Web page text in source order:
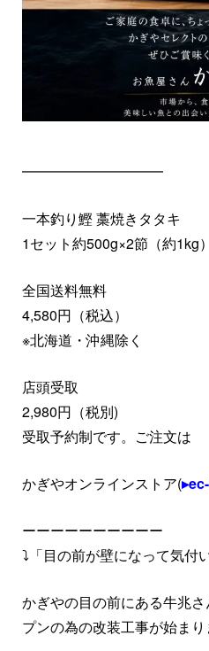
━━━━━━━━━━
一本釣り鰹 藁焼きタタキ
1セット約500g×2節（約1kg）
全国送料無料
4,580円（税込）
※北海道・沖縄除く
店頭受取
2,980円（税別)
受取予約制です。ご注文は
かぎやオンラインストア(
ーーーーーーーーーー
⤵︎ 「目の前が壁になって気付
かぎやの目の前にある牛兆
プンの為の改装工事が始まり